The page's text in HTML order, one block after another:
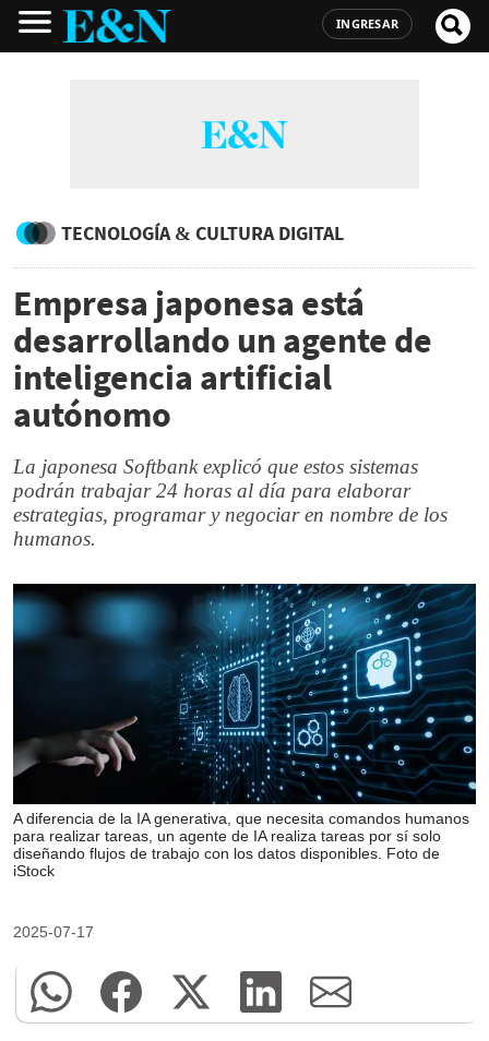
INGRESAR
TECNOLOGÍA & CULTURA DIGITAL
Empresa japonesa está
desarrollando un agente de
inteligencia artificial
autónomo
La japonesa Softbank explicó que estos sistemas
podrán trabajar 24 horas al día para elaborar
estrategias, programar y negociar en nombre de los
humanos.
A diferencia de la IA generativa, que necesita comandos humanos
para realizar tareas, un agente de IA realiza tareas por sí solo
diseñando flujos de trabajo con los datos disponibles. Foto de
iStock
2025-07-17